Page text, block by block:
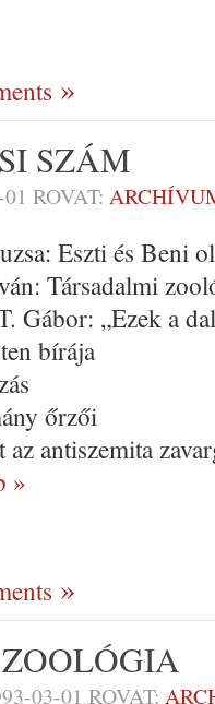
SZÁM
ROVAT:
Eszti és Beni
Társadalmi
Gábor: „Ezek a
bírája
őrzői
az antiszemita
»
03-01 ROVAT: